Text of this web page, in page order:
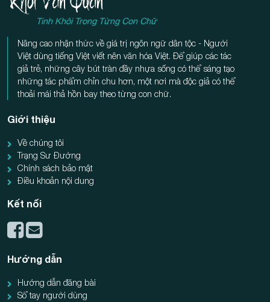
Tinh Khôi Trong Từng Con Chữ
Nâng cao nhận thức về giá trị ngôn ngữ dân tộc - Người
Việt dùng tiếng Việt viết nên văn hóa Việt. Để giúp các tác
giả trẻ, những cây bút tràn đầy nhựa sống có thể sáng tạo
những tác phẩm chỉn chu hơn, một nơi mà độc giả có thể
thoải mái thả hồn bay theo từng con chữ.
Giới thiệu
Về chúng tôi
Trạng Sư Đường
Chính sách bảo mật
Điều khoản nội dung
Kết nối
Hướng dẫn
Hướng dẫn đăng bài
Sổ tay người dùng